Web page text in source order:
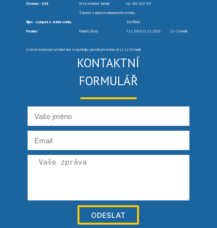
Červenec -Září Po telefonické dohodě tel. 603 910 557
Žádáme o dodržení dohodnutého termínu.
Říjen – Listopad a státní svátky ZAVŘENO
Prosinec Pondělí, Úterý 7.12.2026-22.12.2026 10–16 hodin
U všech uvedených úředních dnů respektujte polední přestávku od 12-12:30 hodin.
KONTAKTNÍ
FORMULÁŘ
ODESLAT